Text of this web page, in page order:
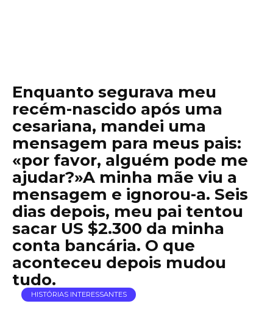
Enquanto segurava meu
recém-nascido após uma
cesariana, mandei uma
mensagem para meus pais:
«por favor, alguém pode me
ajudar?»A minha mãe viu a
mensagem e ignorou-a. Seis
dias depois, meu pai tentou
sacar US $2.300 da minha
conta bancária. O que
aconteceu depois mudou
tudo.
HISTÓRIAS INTERESSANTES